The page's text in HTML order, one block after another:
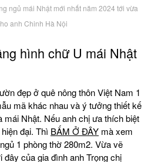
ngủ mái Nhật mới nhất năm 2024 tới vừa
anh Chinh Hà Nội
hình chữ U mái Nhật
đẹp ở quê nông thôn Việt Nam 1
mã khác nhau và ý tưởng thiết kế
mái Nhật. Nếu anh chị ưa thích biệt
đại. Thì BẤM Ở ĐÂY mà xem
1 phòng thờ 280m2. Vừa vẽ
của gia đình anh Trọng chị